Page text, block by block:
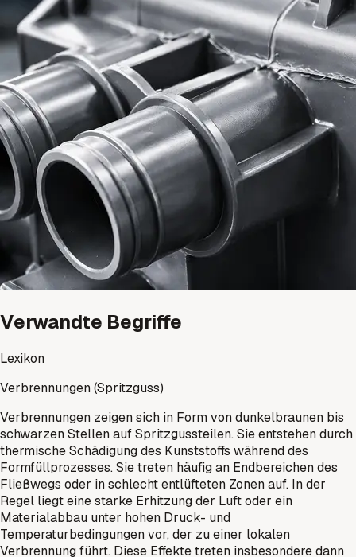
Verwandte Begriffe
Lexikon
Verbrennungen (Spritzguss)
Verbrennungen zeigen sich in Form von dunkelbraunen bis
schwarzen Stellen auf Spritzgussteilen. Sie entstehen durch
thermische Schädigung des Kunststoffs während des
Formfüllprozesses. Sie treten häufig an Endbereichen des
Fließwegs oder in schlecht entlüfteten Zonen auf. In der
Regel liegt eine starke Erhitzung der Luft oder ein
Materialabbau unter hohen Druck- und
Temperaturbedingungen vor, der zu einer lokalen
Verbrennung führt. Diese Effekte treten insbesondere dann